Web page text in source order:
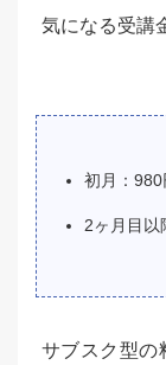
気になる受講
初月：980
2ヶ月目以
サブスク型の